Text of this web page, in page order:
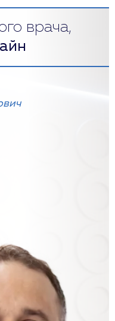
врача,